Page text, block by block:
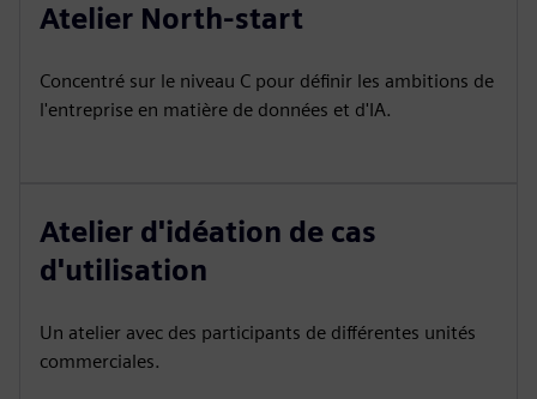
Atelier North-start
Concentré sur le niveau C pour définir les ambitions de
l'entreprise en matière de données et d'IA.
Atelier d'idéation de cas
d'utilisation
Un atelier avec des participants de différentes unités
commerciales.